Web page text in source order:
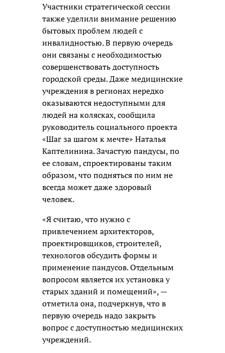
Участники стратегической сессии
также уделили внимание решению
бытовых проблем людей с
инвалидностью. В первую очередь
они связаны с необходимостью
совершенствовать доступность
городской среды. Даже медицинские
учреждения в регионах нередко
оказываются недоступными для
людей на колясках, сообщила
руководитель социального проекта
«Шаг за шагом к мечте» Наталья
Каптелинина. Зачастую пандусы, по
ее словам, спроектированы таким
образом, что подняться по ним не
всегда может даже здоровый
человек.
«Я считаю, что нужно с
привлечением архитекторов,
проектировщиков, строителей,
технологов обсудить формы и
применение пандусов. Отдельным
вопросом является их установка у
старых зданий и помещений», —
отметила она, подчеркнув, что в
первую очередь надо закрыть
вопрос с доступностью медицинских
учреждений.